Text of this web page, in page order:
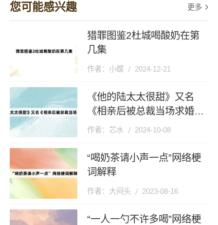
您可能感兴趣 更多
猎罪图鉴2杜城喝酸奶在第
几集
作者：小蝶 2024-12-21
《他的陆太太很甜》又名
《相亲后被总裁当场求婚》
剧情介绍
作者：芯水 2024-10-08
“喝奶茶请小声一点”网络梗
词解释
作者：大闷头 2023-08-16
“一人一勺不许多喝”网络梗